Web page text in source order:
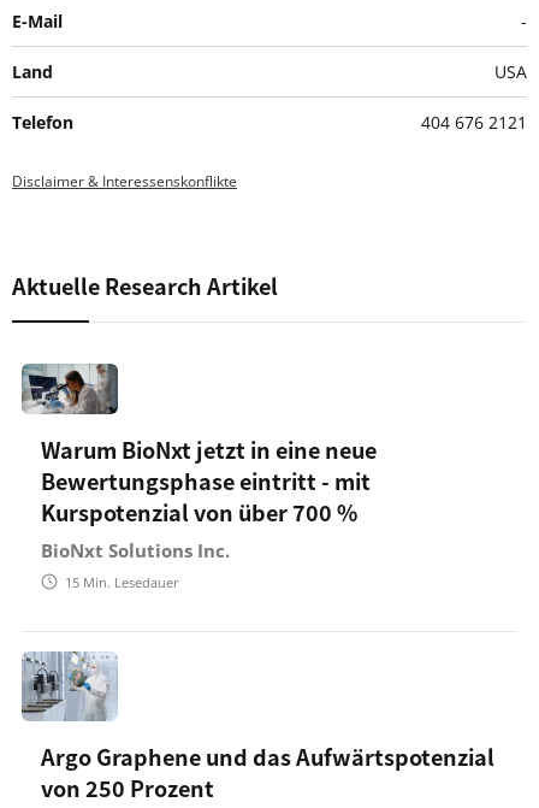
E-Mail -
Land USA
Telefon 404 676 2121
Disclaimer & Interessenskonflikte
Aktuelle Research Artikel
Warum BioNxt jetzt in eine neue
Bewertungsphase eintritt - mit
Kurspotenzial von über 700 %
BioNxt Solutions Inc.
15 Min. Lesedauer
Argo Graphene und das Aufwärtspotenzial
von 250 Prozent